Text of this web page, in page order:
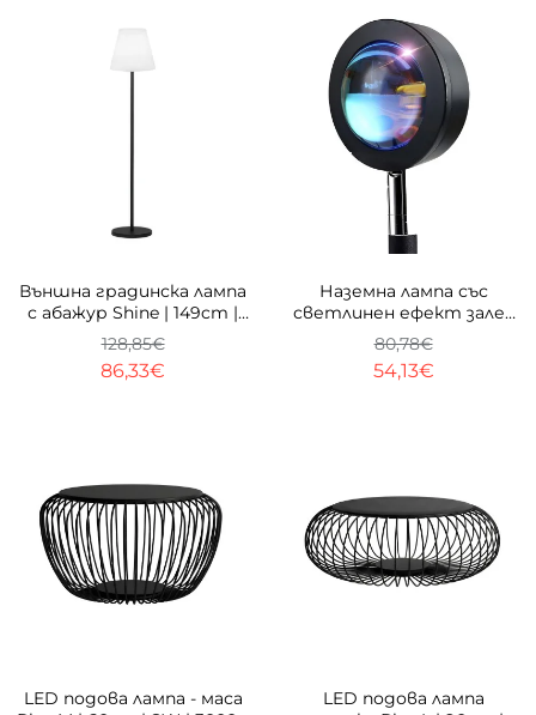
Външна градинска лампа
с абажур Shine | 149cm |
IP44 | E27
86,33€
128,85€
Наземна лампа със
светлинен ефект залез
Sunset Floor | 168см
54,13€
80,78€
LED подова лампа - маса
LED подова лампа